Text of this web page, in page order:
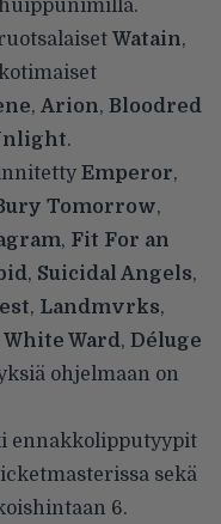
Watain,
, Arion, Bloodred
.
Emperor,
Tomorrow,
, Fit For an
, Suicidal Angels,
, Landmvrks,
White Ward, Déluge
ohjelmaan on
ennakkolipputyypit
sekä
6.